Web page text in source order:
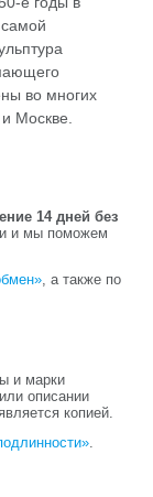
во многих
Москве.
14 дней без
и мы поможем
, а также по
и марки
описании
копией.
.